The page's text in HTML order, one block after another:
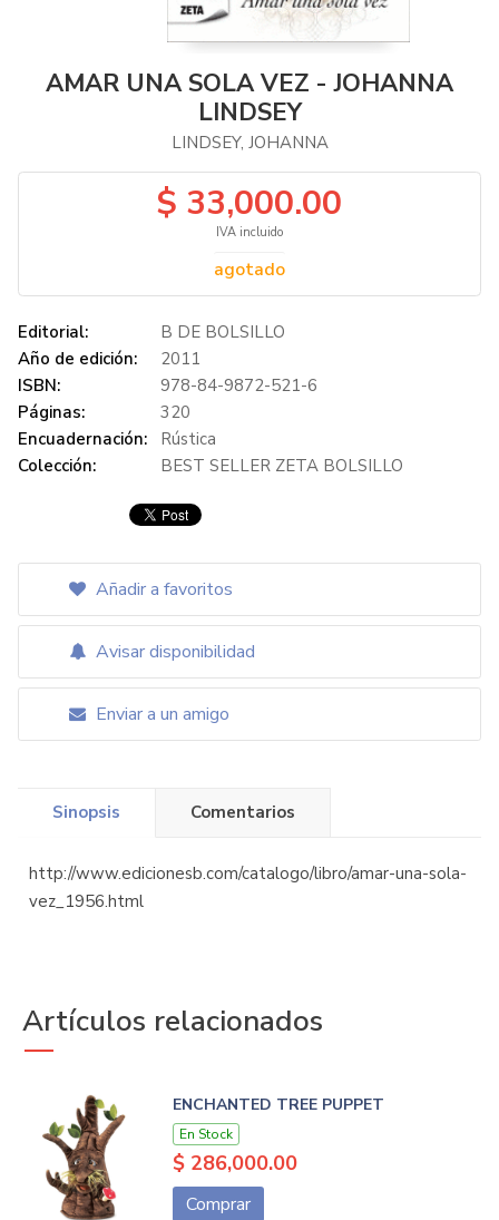
AMAR UNA SOLA VEZ - JOHANNA
LINDSEY
LINDSEY, JOHANNA
$ 33,000.00
IVA incluido
agotado
Editorial:
B DE BOLSILLO
Año de edición:
2011
ISBN:
978-84-9872-521-6
Páginas:
320
Encuadernación:
Rústica
Colección:
BEST SELLER ZETA BOLSILLO
Añadir a favoritos
Avisar disponibilidad
Enviar a un amigo
Sinopsis Comentarios
http://www.edicionesb.com/catalogo/libro/amar-una-sola-
vez_1956.html
Artículos relacionados
ENCHANTED TREE PUPPET
En Stock
$ 286,000.00
Comprar